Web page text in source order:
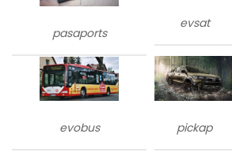
pasaports
evsat
evobus pickap